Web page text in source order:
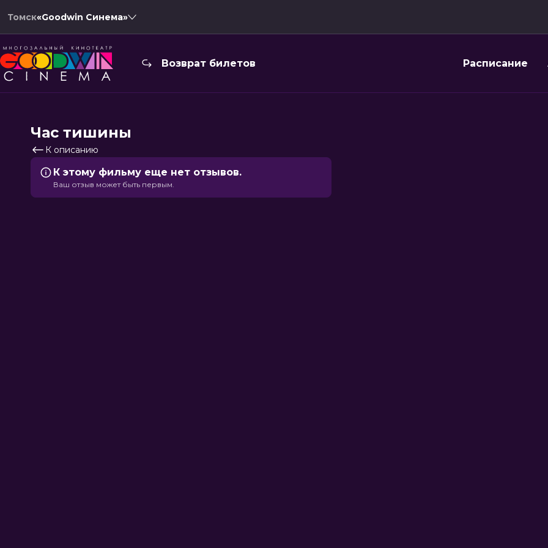
Томск«Goodwin Синема»
Возврат билетов Расписание
Час тишины
К описанию
К этому фильму еще нет отзывов.
Ваш отзыв может быть первым.